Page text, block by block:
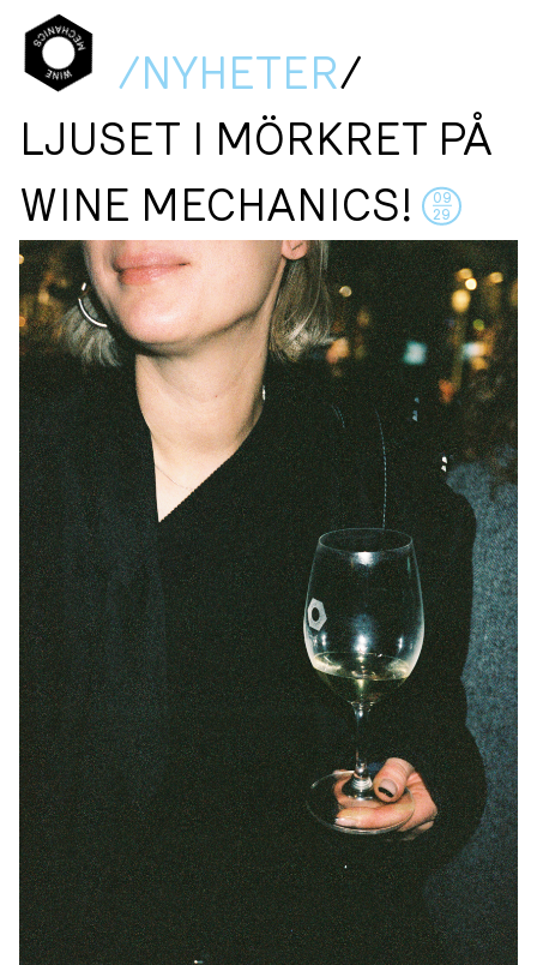
/NYHETER/
LJUSET I MÖRKRET PÅ
WINE MECHANICS! 09
29